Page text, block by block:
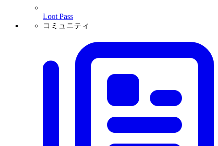
Loot Pass
コミュニティ